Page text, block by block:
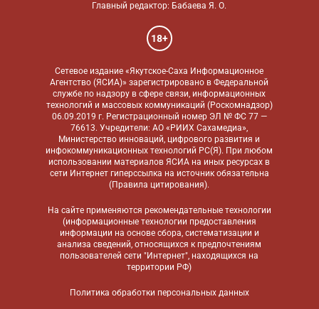
Главный редактор: Бабаева Я. О.
18+
Сетевое издание «Якутское-Саха Информационное
Агентство (ЯСИА)» зарегистрировано в Федеральной
службе по надзору в сфере связи, информационных
технологий и массовых коммуникаций (Роскомнадзор)
06.09.2019 г. Регистрационный номер ЭЛ № ФС 77 —
76613. Учредители: АО «РИИХ Сахамедиа»,
Министерство инноваций, цифрового развития и
инфокоммуникационных технологий РС(Я). При любом
использовании материалов ЯСИА на иных ресурсах в
сети Интернет гиперссылка на источник обязательна
(Правила цитирования).
На сайте применяются рекомендательные технологии
(информационные технологии предоставления
информации на основе сбора, систематизации и
анализа сведений, относящихся к предпочтениям
пользователей сети "Интернет", находящихся на
территории РФ)
Политика обработки персональных данных